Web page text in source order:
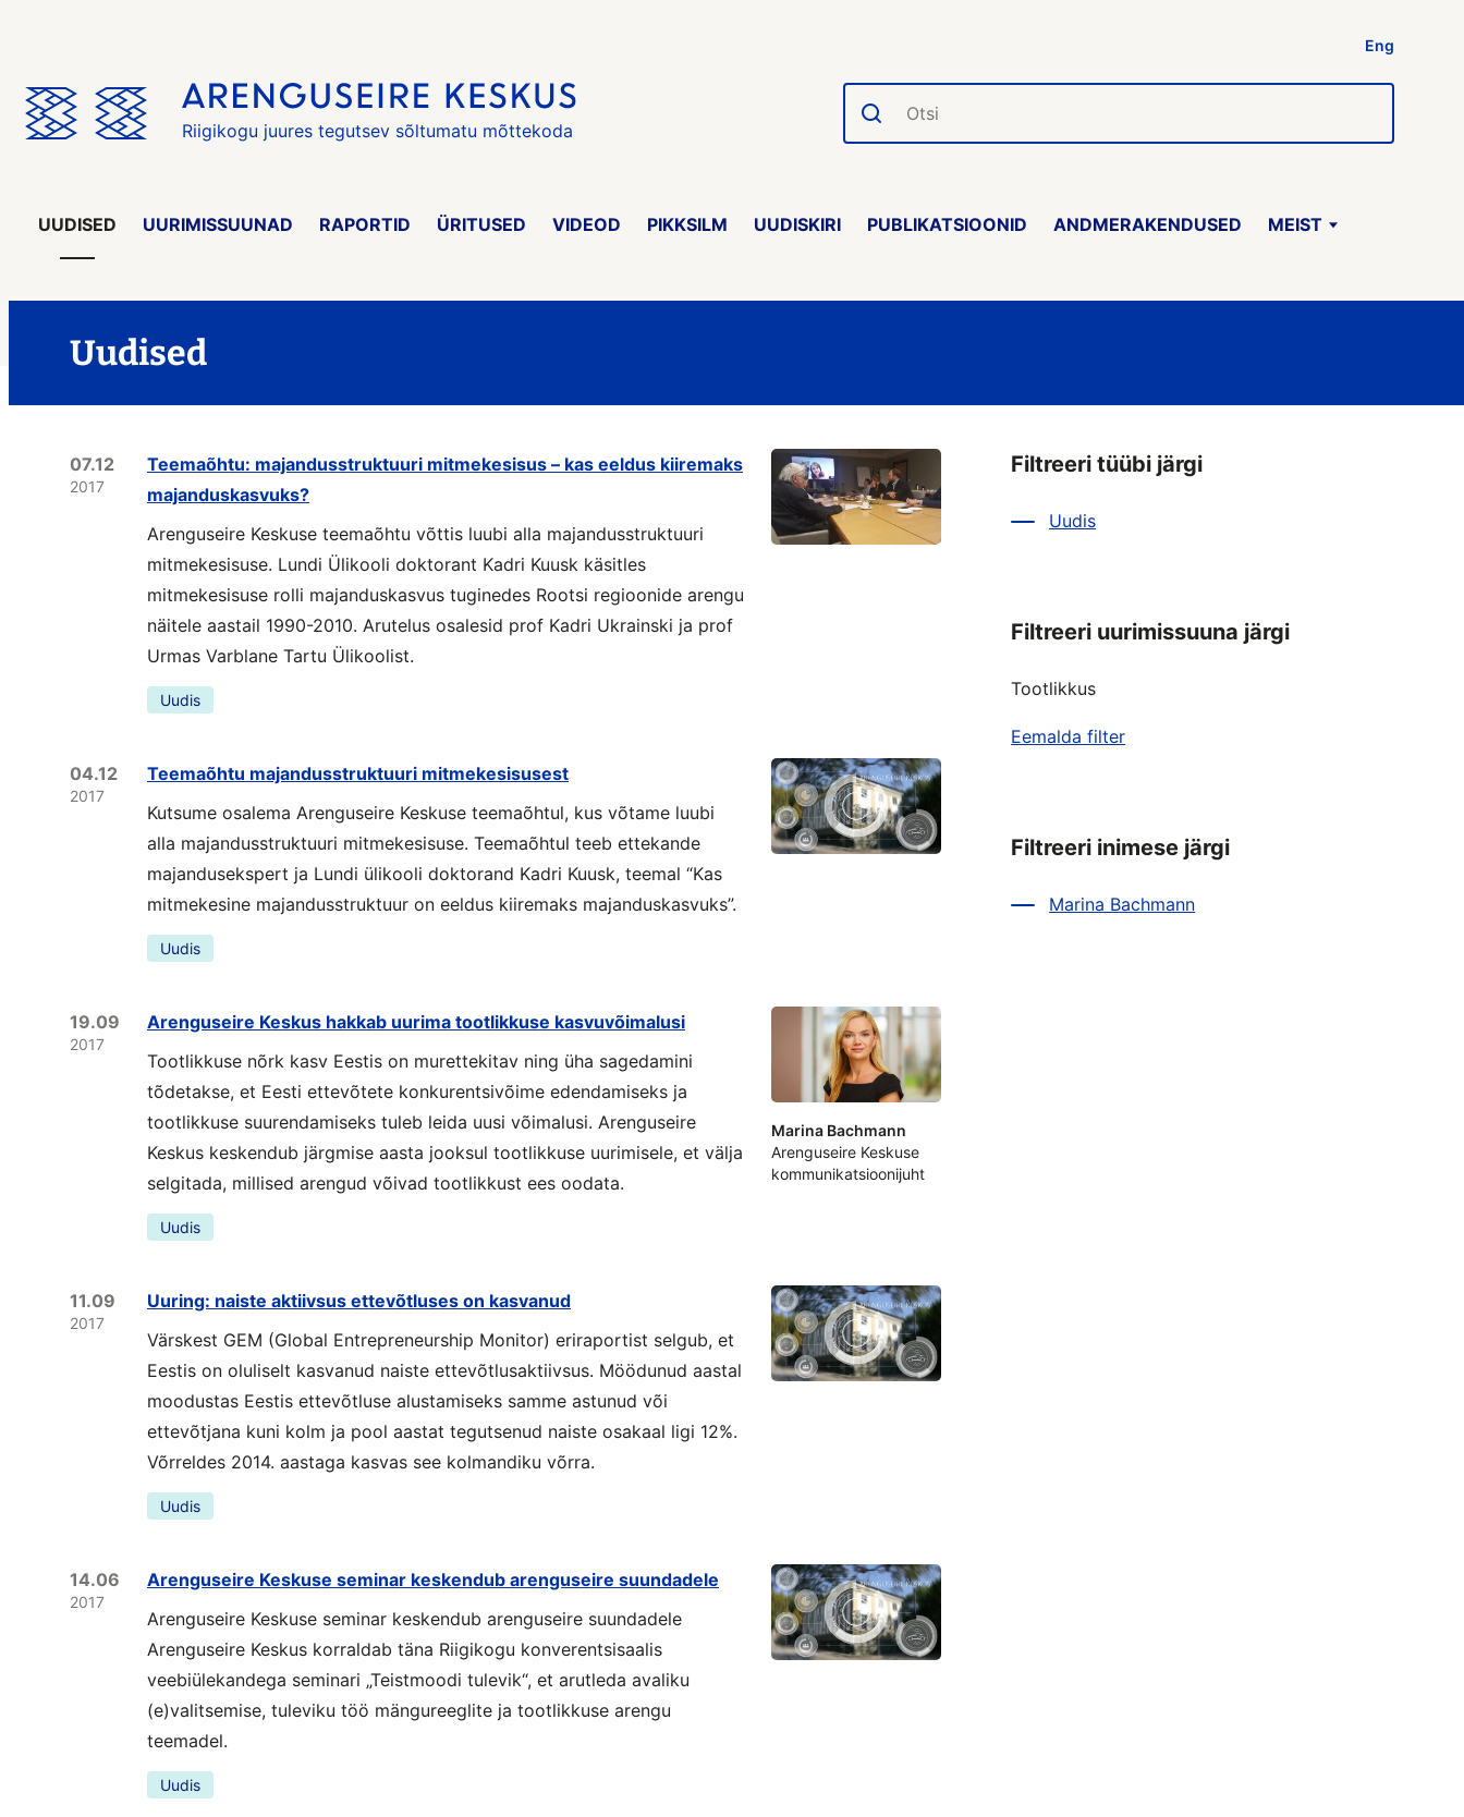
Eng
Riigikogu juures tegutsev sõltumatu mõttekoda
Otsi
UUDISED UURIMISSUUNAD RAPORTID ÜRITUSED VIDEOD PIKKSILM UUDISKIRI PUBLIKATSIOONID ANDMERAKENDUSED MEIST
Uudised
07.12
2017
Teemaõhtu: majandusstruktuuri mitmekesisus – kas eeldus kiiremaks
majanduskasvuks?
Arenguseire Keskuse teemaõhtu võttis luubi alla majandusstruktuuri
mitmekesisuse. Lundi Ülikooli doktorant Kadri Kuusk käsitles
mitmekesisuse rolli majanduskasvus tuginedes Rootsi regioonide arengu
näitele aastail 1990-2010. Arutelus osalesid prof Kadri Ukrainski ja prof
Urmas Varblane Tartu Ülikoolist.
Uudis
04.12
2017
Teemaõhtu majandusstruktuuri mitmekesisusest
Kutsume osalema Arenguseire Keskuse teemaõhtul, kus võtame luubi
alla majandusstruktuuri mitmekesisuse. Teemaõhtul teeb ettekande
majandusekspert ja Lundi ülikooli doktorand Kadri Kuusk, teemal “Kas
mitmekesine majandusstruktuur on eeldus kiiremaks majanduskasvuks”.
Uudis
19.09
2017
Arenguseire Keskus hakkab uurima tootlikkuse kasvuvõimalusi
Tootlikkuse nõrk kasv Eestis on murettekitav ning üha sagedamini
tõdetakse, et Eesti ettevõtete konkurentsivõime edendamiseks ja
tootlikkuse suurendamiseks tuleb leida uusi võimalusi. Arenguseire
Keskus keskendub järgmise aasta jooksul tootlikkuse uurimisele, et välja
selgitada, millised arengud võivad tootlikkust ees oodata.
Uudis
Marina Bachmann
Arenguseire Keskuse
kommunikatsioonijuht
11.09
2017
Uuring: naiste aktiivsus ettevõtluses on kasvanud
Värskest GEM (Global Entrepreneurship Monitor) eriraportist selgub, et
Eestis on oluliselt kasvanud naiste ettevõtlusaktiivsus. Möödunud aastal
moodustas Eestis ettevõtluse alustamiseks samme astunud või
ettevõtjana kuni kolm ja pool aastat tegutsenud naiste osakaal ligi 12%.
Võrreldes 2014. aastaga kasvas see kolmandiku võrra.
Uudis
14.06
2017
Arenguseire Keskuse seminar keskendub arenguseire suundadele
Arenguseire Keskuse seminar keskendub arenguseire suundadele
Arenguseire Keskus korraldab täna Riigikogu konverentsisaalis
veebiülekandega seminari „Teistmoodi tulevik“, et arutleda avaliku
(e)valitsemise, tuleviku töö mängureeglite ja tootlikkuse arengu
teemadel.
Uudis
Filtreeri tüübi järgi
Uudis
Filtreeri uurimissuuna järgi
Tootlikkus
Eemalda filter
Filtreeri inimese järgi
Marina Bachmann